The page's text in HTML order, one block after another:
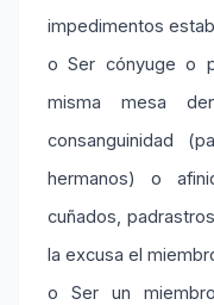
impedimentos
o Ser cónyuge o
misma mesa
consanguinidad
hermanos) o
cuñados,
la excusa el
o Ser un